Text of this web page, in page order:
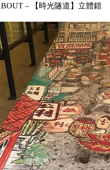
– 【時光隧道】立體錯